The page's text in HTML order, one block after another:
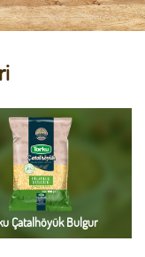
Çatalhöyük Bulgur